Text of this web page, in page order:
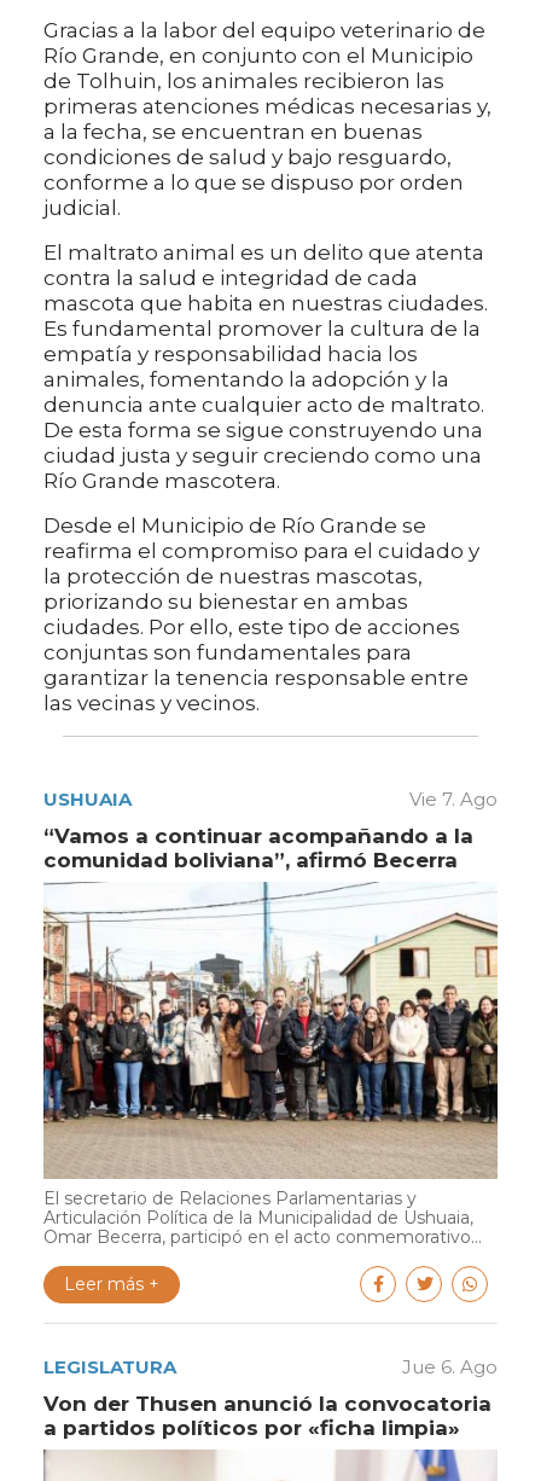
Gracias a la labor del equipo veterinario de
Río Grande, en conjunto con el Municipio
de Tolhuin, los animales recibieron las
primeras atenciones médicas necesarias y,
a la fecha, se encuentran en buenas
condiciones de salud y bajo resguardo,
conforme a lo que se dispuso por orden
judicial.
El maltrato animal es un delito que atenta
contra la salud e integridad de cada
mascota que habita en nuestras ciudades.
Es fundamental promover la cultura de la
empatía y responsabilidad hacia los
animales, fomentando la adopción y la
denuncia ante cualquier acto de maltrato.
De esta forma se sigue construyendo una
ciudad justa y seguir creciendo como una
Río Grande mascotera.
Desde el Municipio de Río Grande se
reafirma el compromiso para el cuidado y
la protección de nuestras mascotas,
priorizando su bienestar en ambas
ciudades. Por ello, este tipo de acciones
conjuntas son fundamentales para
garantizar la tenencia responsable entre
las vecinas y vecinos.
USHUAIA Vie 7. Ago
“Vamos a continuar acompañando a la
comunidad boliviana”, afirmó Becerra
El secretario de Relaciones Parlamentarias y
Articulación Política de la Municipalidad de Ushuaia,
Omar Becerra, participó en el acto conmemorativo...
Leer más +
LEGISLATURA Jue 6. Ago
Von der Thusen anunció la convocatoria
a partidos políticos por «ficha limpia»